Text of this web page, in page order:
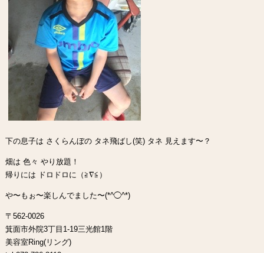
下の息子は さくらんぼの タネ飛ばし(笑) タネ 見えます〜？
畑は 色々 やり放題！
帰りには ドロドロに（≧∇≦）
や〜もぉ〜楽しんでました〜(*^◯^*)
〒562-0026
箕面市外院3丁目1-19三光館1階
美容室Ring(リング)